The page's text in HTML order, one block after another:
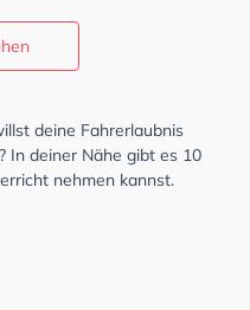
deine Fahrerlaubnis
In deiner Nähe gibt es 10
nehmen kannst.